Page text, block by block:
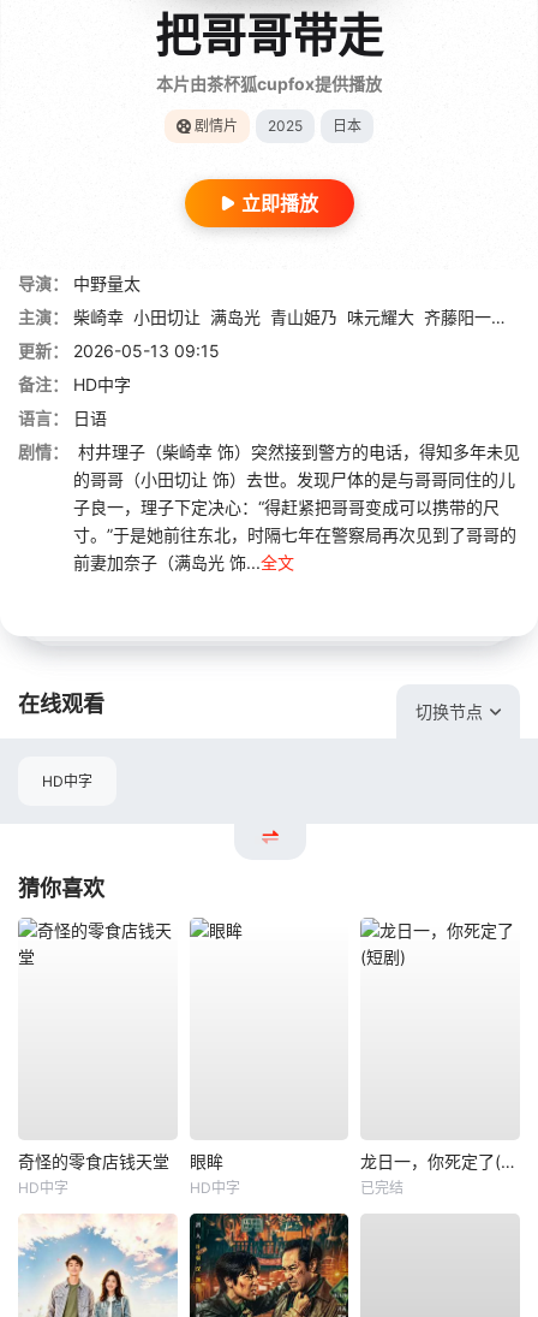
把哥哥带走
本片由茶杯狐cupfox提供播放
剧情片 2025 日本
立即播放
导演：
中野量太
主演：
柴崎幸 小田切让 满岛光 青山姫乃 味元耀大 齐藤阳一郎
更新：
2026-05-13 09:15
备注：
HD中字
语言：
日语
剧情：
村井理子（柴崎幸 饰）突然接到警方的电话，得知多年未见
的哥哥（小田切让 饰）去世。发现尸体的是与哥哥同住的儿
子良一，理子下定决心：“得赶紧把哥哥变成可以携带的尺
寸。”于是她前往东北，时隔七年在警察局再次见到了哥哥的
前妻加奈子（满岛光 饰...全文
在线观看 切换节点
HD中字
猜你喜欢
奇怪的零食店钱天堂
HD中字
眼眸
HD中字
龙日一，你死定了(短剧)
已完结